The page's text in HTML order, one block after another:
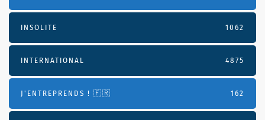
INSOLITE 1062
INTERNATIONAL 4875
J'ENTREPRENDS ! 🇫🇷 162